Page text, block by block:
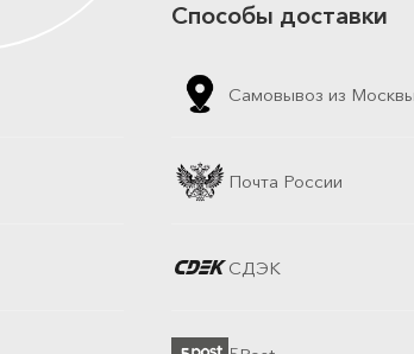
Способы доставки
Самовывоз из
Почта России
СДЭК